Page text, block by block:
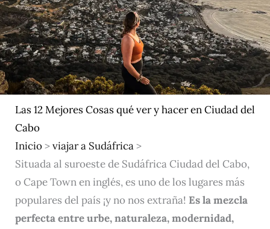
Las 12 Mejores Cosas qué ver y hacer en Ciudad del
Cabo
Inicio>viajar a Sudáfrica>
Situada al suroeste de Sudáfrica Ciudad del Cabo,
o Cape Town en inglés, es uno de los lugares más
populares del país ¡y no nos extraña! Es la mezcla
perfecta entre urbe, naturaleza, modernidad,